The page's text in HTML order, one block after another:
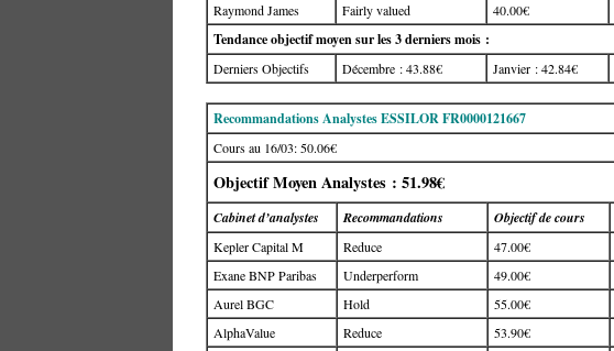
Raymond James
Fairly valued 40.00€
Tendance objectif moyen sur les 3 derniers mois :
Derniers Objectifs Décembre : 43.88€ Janvier : 42.84€
Recommandations Analystes ESSILOR FR0000121667
Cours au 16/03: 50.06€
Objectif Moyen Analystes : 51.98€
Cabinet d’analystes Recommandations Objectif de cours
Kepler Capital M Reduce 47.00€
Exane BNP Paribas
Underperform 49.00€
Aurel BGC
Hold 55.00€
AlphaValue
Reduce 53.90€